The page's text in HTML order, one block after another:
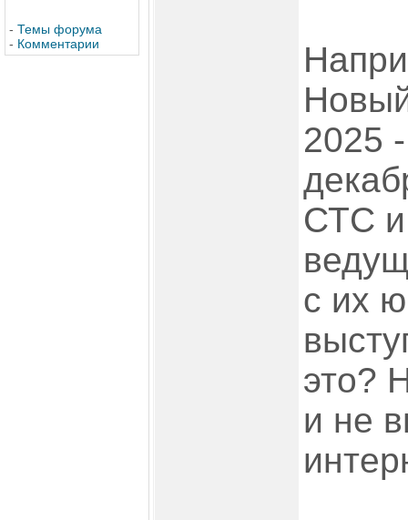
- Темы форума
- Комментарии
2025
СТС и
с их
это?
и не